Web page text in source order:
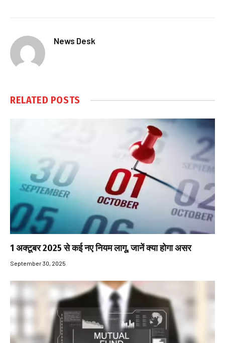
News Desk
RELATED POSTS
1 अक्टूबर 2025 से कई नए नियम लागू, जानें क्या होगा असर
September 30, 2025